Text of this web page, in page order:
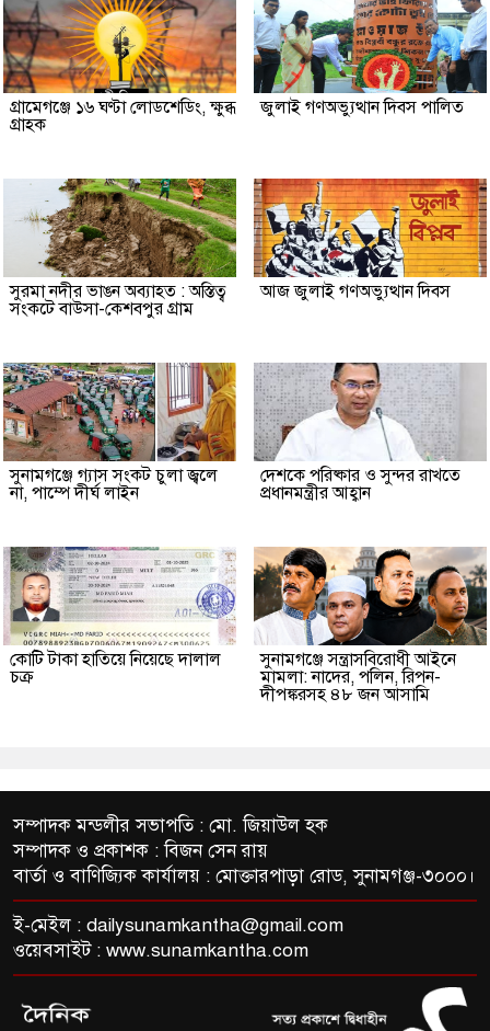
গ্রামেগঞ্জে ১৬ ঘণ্টা লোডশেডিং, ক্ষুব্ধ
গ্রাহক
জুলাই গণঅভ্যুত্থান দিবস পালিত
সুরমা নদীর ভাঙন অব্যাহত : অস্তিত্ব
সংকটে বাউসা-কেশবপুর গ্রাম
আজ জুলাই গণঅভ্যুত্থান দিবস
সুনামগঞ্জে গ্যাস সংকট চুলা জ্বলে
না, পাম্পে দীর্ঘ লাইন
দেশকে পরিষ্কার ও সুন্দর রাখতে
প্রধানমন্ত্রীর আহ্বান
কোটি টাকা হাতিয়ে নিয়েছে দালাল
চক্র
‎সুনামগঞ্জে সন্ত্রাসবিরোধী আইনে
মামলা: নাদের, পলিন, রিপন-
দীপঙ্করসহ ৪৮ জন আসামি
সম্পাদক মন্ডলীর সভাপতি : মো. জিয়াউল হক
সম্পাদক ও প্রকাশক : বিজন সেন রায়
বার্তা ও বাণিজ্যিক কার্যালয় : মোক্তারপাড়া রোড, সুনামগঞ্জ-৩০০০।
ই-মেইল : dailysunamkantha@gmail.com
ওয়েবসাইট : www.sunamkantha.com